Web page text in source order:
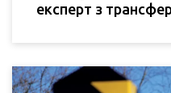
експерт з